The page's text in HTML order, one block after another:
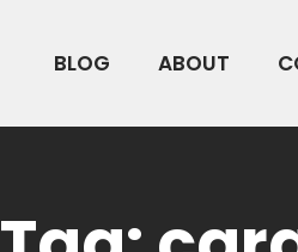
BLOG ABOUT